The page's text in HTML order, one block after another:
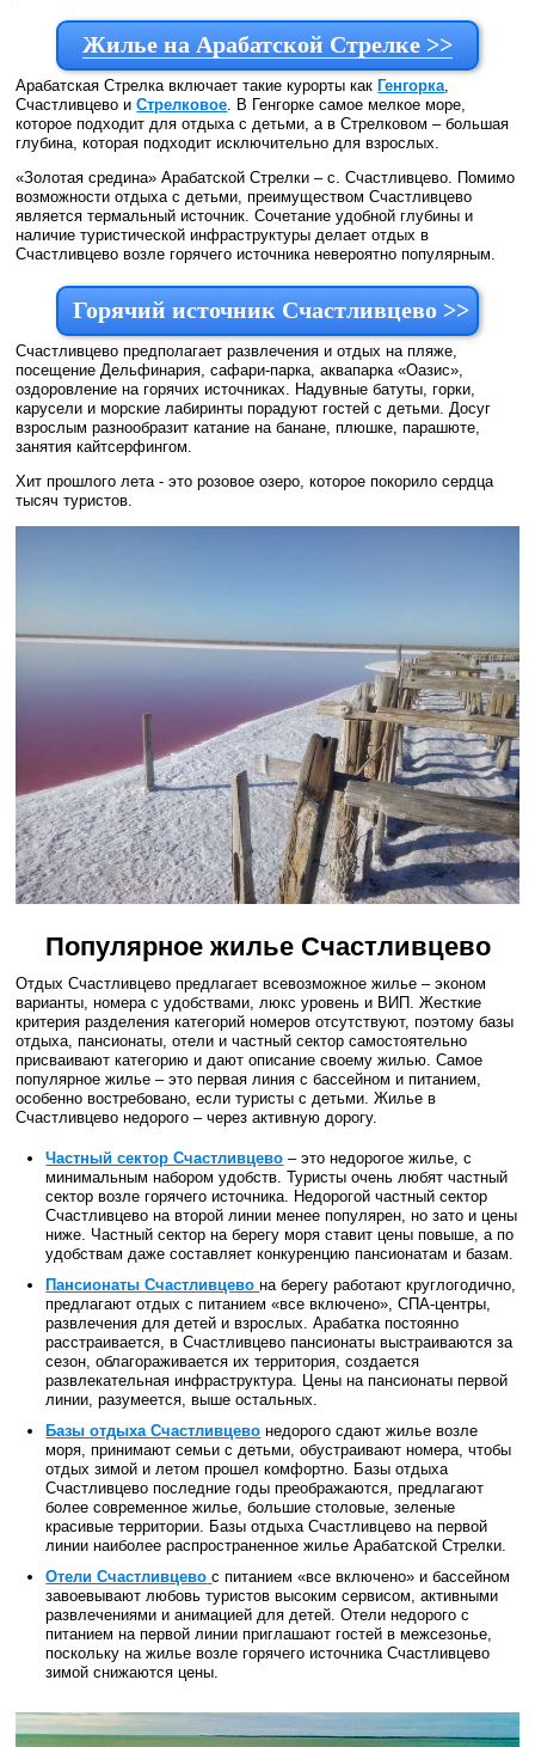
Жилье на Арабатской Стрелке >>
Арабатская Стрелка включает такие курорты как Генгорка,
Счастливцево иСтрелковое. В Генгорке самое мелкое море,
которое подходит для отдыха с детьми, а в Стрелковом – большая
глубина, которая подходит исключительно для взрослых.
«Золотая средина» Арабатской Стрелки – с. Счастливцево. Помимо
возможности отдыха с детьми, преимуществом Счастливцево
является термальный источник. Сочетание удобной глубины и
наличие туристической инфраструктуры делает отдых в
Счастливцево возле горячего источника невероятно популярным.
Горячий источник Счастливцево >>
Счастливцево предполагает развлечения и отдых на пляже,
посещение Дельфинария, сафари-парка, аквапарка «Оазис»,
оздоровление на горячих источниках. Надувные батуты, горки,
карусели и морские лабиринты порадуют гостей с детьми. Досуг
взрослым разнообразит катание на банане, плюшке, парашюте,
занятия кайтсерфингом.
Хит прошлого лета - это розовое озеро, которое покорило сердца
тысяч туристов.
Популярное жилье Счастливцево
Отдых Счастливцево предлагает всевозможное жилье – эконом
варианты, номера с удобствами, люкс уровень и ВИП. Жесткие
критерия разделения категорий номеров отсутствуют, поэтому базы
отдыха, пансионаты, отели и частный сектор самостоятельно
присваивают категорию и дают описание своему жилью. Самое
популярное жилье – это первая линия с бассейном и питанием,
особенно востребовано, если туристы с детьми. Жилье в
Счастливцево недорого – через активную дорогу.
Частный сектор Счастливцево – это недорогое жилье, с
минимальным набором удобств. Туристы очень любят частный
сектор возле горячего источника. Недорогой частный сектор
Счастливцево на второй линии менее популярен, но зато и цены
ниже. Частный сектор на берегу моря ставит цены повыше, а по
удобствам даже составляет конкуренцию пансионатам и базам.
Пансионаты Счастливцевона берегу работают круглогодично,
предлагают отдых с питанием «все включено», СПА-центры,
развлечения для детей и взрослых. Арабатка постоянно
расстраивается, в Счастливцево пансионаты выстраиваются за
сезон, облагораживается их территория, создается
развлекательная инфраструктура. Цены на пансионаты первой
линии, разумеется, выше остальных.
Базы отдыха Счастливцево недорого сдают жилье возле
моря, принимают семьи с детьми, обустраивают номера, чтобы
отдых зимой и летом прошел комфортно. Базы отдыха
Счастливцево последние годы преображаются, предлагают
более современное жилье, большие столовые, зеленые
красивые территории. Базы отдыха Счастливцево на первой
линии наиболее распространенное жилье Арабатской Стрелки.
Отели Счастливцево с питанием «все включено» и бассейном
завоевывают любовь туристов высоким сервисом, активными
развлечениями и анимацией для детей. Отели недорого с
питанием на первой линии приглашают гостей в межсезонье,
поскольку на жилье возле горячего источника Счастливцево
зимой снижаются цены.